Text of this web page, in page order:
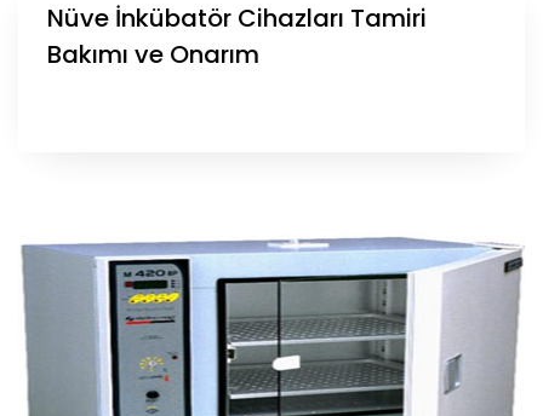
Nüve İnkübatör Cihazları Tamiri
Bakımı ve Onarım